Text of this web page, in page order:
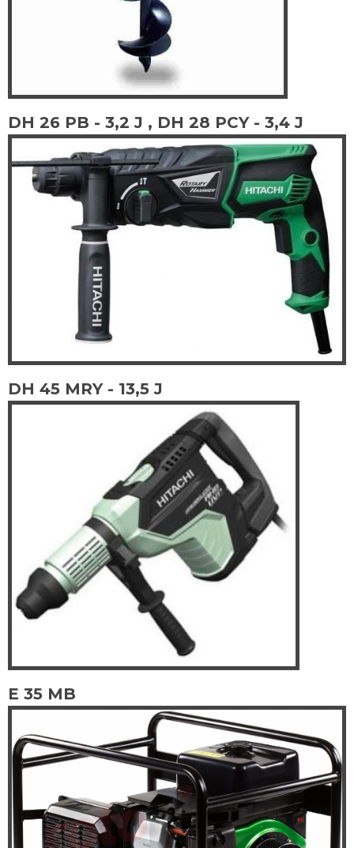
DH 26 PB - 3,2 J , DH 28 PCY - 3,4 J
DH 45 MRY - 13,5 J
E 35 MB